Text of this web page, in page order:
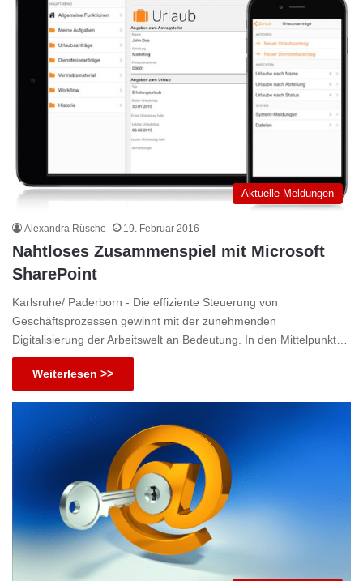
Aktuelle Meldungen
Alexandra Rüsche 19. Februar 2016
Nahtloses Zusammenspiel mit Microsoft
SharePoint
Karlsruhe/ Paderborn - Die effiziente Steuerung von
Geschäftsprozessen gewinnt mit der zunehmenden
Digitalisierung der Arbeitswelt an Bedeutung. In den Mittelpunkt…
Weiterlesen >>